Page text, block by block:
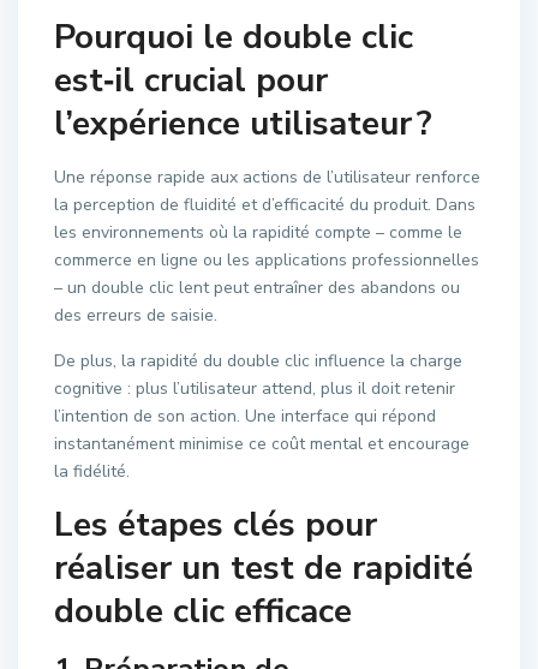
Pourquoi le double clic
est‑il crucial pour
l’expérience utilisateur ?
Une réponse rapide aux actions de l’utilisateur renforce
la perception de fluidité et d’efficacité du produit. Dans
les environnements où la rapidité compte – comme le
commerce en ligne ou les applications professionnelles
– un double clic lent peut entraîner des abandons ou
des erreurs de saisie.
De plus, la rapidité du double clic influence la charge
cognitive : plus l’utilisateur attend, plus il doit retenir
l’intention de son action. Une interface qui répond
instantanément minimise ce coût mental et encourage
la fidélité.
Les étapes clés pour
réaliser un test de rapidité
double clic efficace